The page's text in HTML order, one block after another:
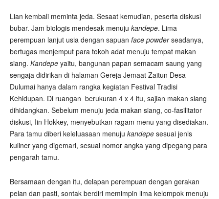
Lian kembali meminta jeda. Sesaat kemudian, peserta diskusi
bubar. Jam biologis mendesak menuju kandepe. Lima
perempuan lanjut usia dengan sapuan face powderseadanya,
bertugas menjemput para tokoh adat menuju tempat makan
siang. Kandepe yaitu, bangunan papan semacam saung yang
sengaja didirikan di halaman Gereja Jemaat Zaitun Desa
Dulumai hanya dalam rangka kegiatan Festival Tradisi
Kehidupan. Di ruangan berukuran 4 x 4 itu, sajian makan siang
dihidangkan. Sebelum menuju jeda makan siang, co-fasilitator
diskusi, Iin Hokkey, menyebutkan ragam menu yang disediakan.
Para tamu diberi keleluasaan menuju kandepe sesuai jenis
kuliner yang digemari, sesuai nomor angka yang dipegang para
pengarah tamu.
Bersamaan dengan itu, delapan perempuan dengan gerakan
pelan dan pasti, sontak berdiri memimpin lima kelompok menuju